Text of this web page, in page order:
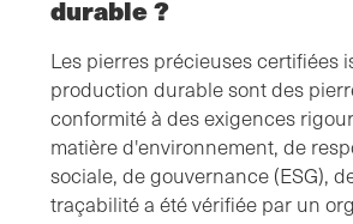
durable ?
Les pierres précieuses certifiées
production durable sont des
conformité à des exigences
matière d'environnement, de
sociale, de gouvernance (ESG),
traçabilité a été vérifiée par un